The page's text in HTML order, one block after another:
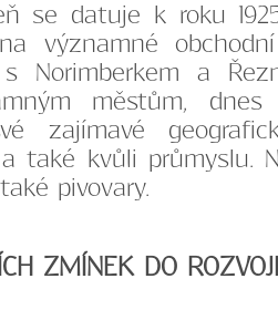
se datuje k roku
významné
Norimberkem a
městům, dnes
zajímavé
také kvůli průmyslu.
pivovary.
ZMÍNEK DO